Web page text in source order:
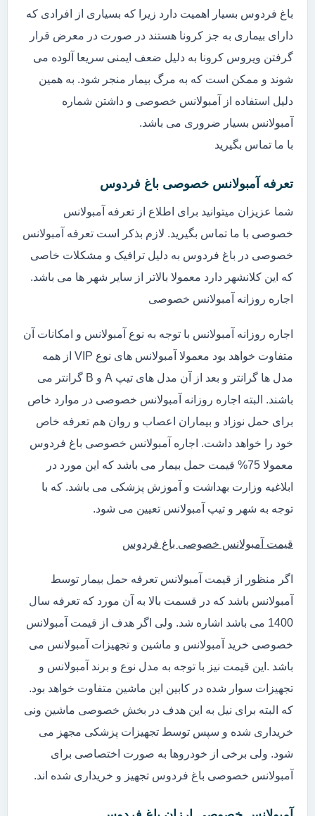
باغ فردوس بسیار اهمیت دارد زیرا که بسیاری از افرادی که
دارای بیماری به جز کرونا هستند در صورت در معرض قرار
گرفتن ویروس کرونا به دلیل ضعف ایمنی سریعا آلوده می
شوند و ممکن است که به مرگ بیمار منجر شود. به همین
دلیل استفاده از آمبولانس خصوصی و داشتن شماره
آمبولانس بسیار ضروری می باشد.
با ما تماس بگیرید
تعرفه آمبولانس خصوصی باغ فردوس
شما عزیزان میتوانید برای اطلاع از تعرفه آمبولانس
خصوصی با ما تماس بگیرید. لازم بذکر است تعرفه آمبولانس
خصوصی در باغ فردوس به دلیل ترافیک و مشکلات خاصی
که این کلانشهر دارد معمولا بالاتر از سایر شهر ها می باشد.
اجاره روزانه آمبولانس خصوصی
اجاره روزانه آمبولانس با توجه به نوع آمبولانس و امکانات آن
متفاوت خواهد بود معمولا آمبولانس های نوع VIP از همه
مدل ها گرانتر و بعد از آن مدل های تیپ A و B گرانتر می
باشند. البته اجاره روزانه آمبولانس خصوصی در موارد خاص
برای حمل نوزاد و بیماران اعصاب و روان هم تعرفه خاص
خود را خواهد داشت. اجاره آمبولانس خصوصی باغ فردوس
معمولا 75% قیمت حمل بیمار می باشد که این مورد در
ابلاغیه وزارت بهداشت و آموزش پزشکی می باشد. که با
توجه به شهر و تیپ آمبولانس تعیین می شود.
قیمت آمبولانس خصوصی باغ فردوس
اگر منظور از قیمت آمبولانس تعرفه حمل بیمار توسط
آمبولانس باشد که در قسمت بالا به آن مورد که تعرفه سال
1400 می باشد اشاره شد. ولی اگر هدف از قیمت آمبولانس
خصوصی خرید آمبولانس و ماشین و تجهیزات آمبولانس می
باشد .این قیمت نیز با توجه به مدل نوع و برند آمبولانس و
تجهیزات سوار شده در کابین این ماشین متفاوت خواهد بود.
که البته برای نیل به این هدف در بخش خصوصی ماشین ونی
خریداری شده و سپس توسط تجهیزات پزشکی مجهز می
شود. ولی برخی از خودروها به صورت اختصاصی برای
آمبولانس خصوصی باغ فردوس تجهیز و خریداری شده اند.